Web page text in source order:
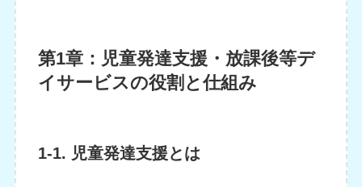
第1章：児童発達支援・放課後等デ
イサービスの役割と仕組み
1-1. 児童発達支援とは